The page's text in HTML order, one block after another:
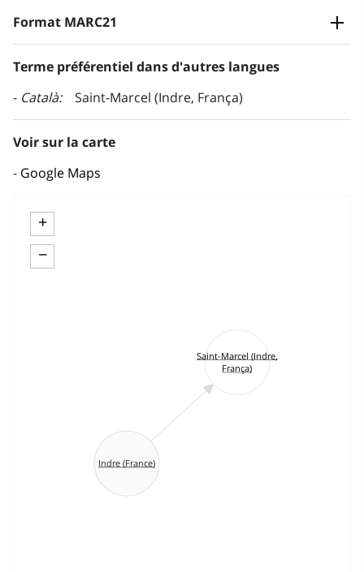
Format MARC21
Terme préférentiel dans d'autres langues
Català
Saint-Marcel (Indre, França)
Voir sur la carte
Google Maps
+
−
Saint-Marcel (Indre,
França)
Indre (France)